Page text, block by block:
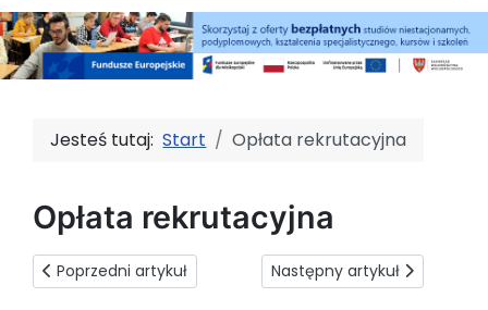
Jesteś tutaj:Start Opłata rekrutacyjna
Opłata rekrutacyjna
Poprzedni artykuł: Opłaty za studia niestacjonarne w
Poprzedni artykuł Następny artykuł:
Następny artykuł